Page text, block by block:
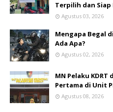
Terpilih dan Siap
Agustus 03, 2026
Mengapa Begal
Ada Apa?
Agustus 02, 2026
MN Pelaku
Pertama di Unit
Agustus 08, 2026